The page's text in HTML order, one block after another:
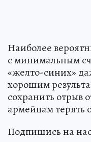
Наиболее
с минимальным
«желто-синих»
хорошим
сохранить отрыв
армейцам терять
Подпишись на